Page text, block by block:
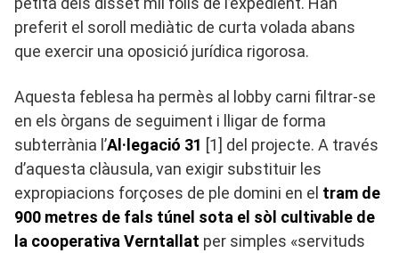
preferit el soroll mediàtic de curta volada abans
que exercir una oposició jurídica rigorosa.
Aquesta feblesa ha permès al lobby carni filtrar-se
en els òrgans de seguiment i lligar de forma
subterrània l’Al·legació 31 [1] del projecte. A través
d’aquesta clàusula, van exigir substituir les
expropiacions forçoses de ple domini en el tram de
900 metres de fals túnel sota el sòl cultivable de
la cooperativa Verntallat per simples «servituds